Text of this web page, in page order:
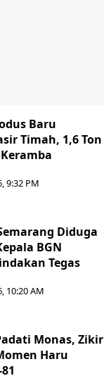
Baru
Timah, 1,6 Ton
9:32 PM
Diduga
BGN
Tegas
10:20 AM
Monas, Zikir
Haru